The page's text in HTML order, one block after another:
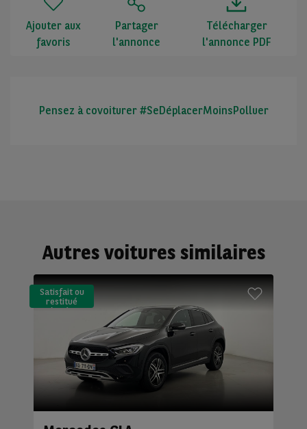
Ajouter aux
favoris
Partager
l'annonce
Télécharger
l'annonce PDF
Pensez à covoiturer #SeDéplacerMoinsPolluer
Autres voitures similaires
Satisfait ou
restitué
(LLD)*